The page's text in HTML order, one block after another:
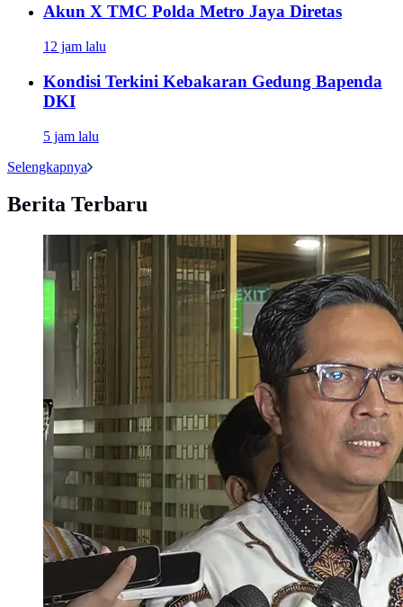
Akun X TMC Polda Metro Jaya Diretas
12 jam lalu
Kondisi Terkini Kebakaran Gedung Bapenda
DKI
5 jam lalu
Selengkapnya
Berita Terbaru